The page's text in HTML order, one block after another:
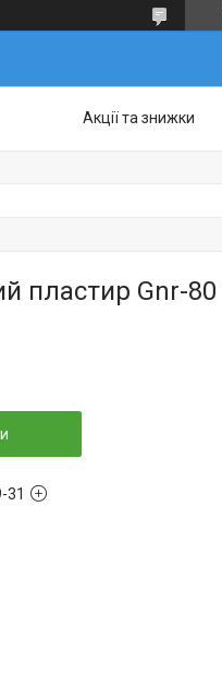
Акції та знижки
пластир Gnr-
31